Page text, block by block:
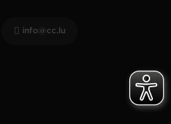
info@cc.lu